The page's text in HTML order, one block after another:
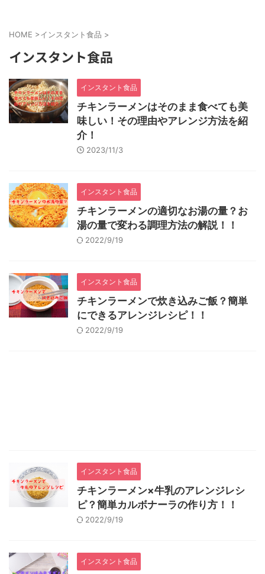
HOME >インスタント食品 >
インスタント食品
インスタント食品
チキンラーメンはそのまま食べても美
味しい！その理由やアレンジ方法を紹
介！
2023/11/3
インスタント食品
チキンラーメンの適切なお湯の量？お
湯の量で変わる調理方法の解説！！
2022/9/19
インスタント食品
チキンラーメンで炊き込みご飯？簡単
にできるアレンジレシピ！！
2022/9/19
インスタント食品
チキンラーメン×牛乳のアレンジレシ
ピ？簡単カルボナーラの作り方！！
2022/9/19
インスタント食品